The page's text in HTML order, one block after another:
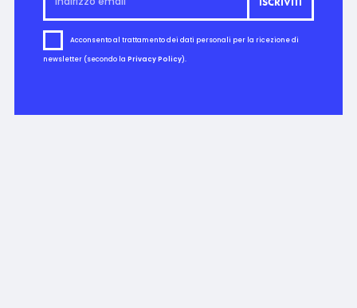
Acconsento al trattamento dei dati personali per la ricezione di
newsletter (secondo la Privacy Policy).